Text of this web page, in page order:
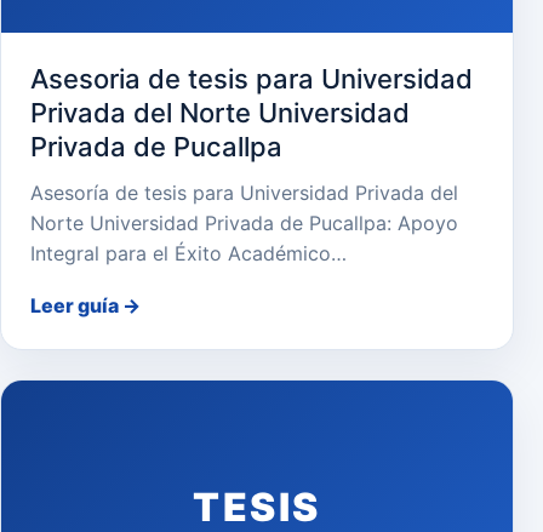
Asesoria de tesis para Universidad
Privada del Norte Universidad
Privada de Pucallpa
Asesoría de tesis para Universidad Privada del
Norte Universidad Privada de Pucallpa: Apoyo
Integral para el Éxito Académico…
Leer guía →
TESIS